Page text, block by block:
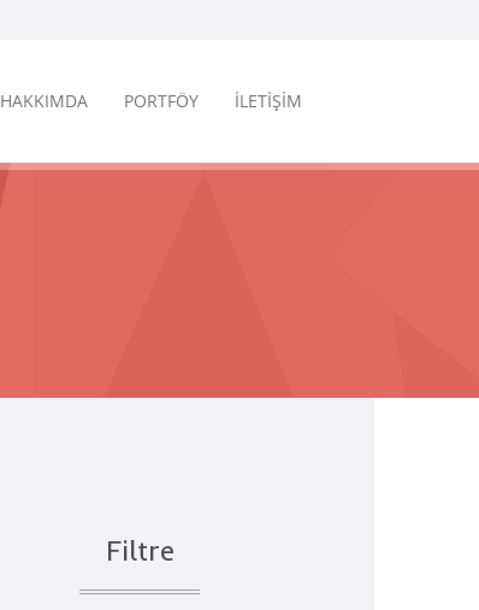
HAKKIMDA PORTFÖY İLETİŞİM
Filtre